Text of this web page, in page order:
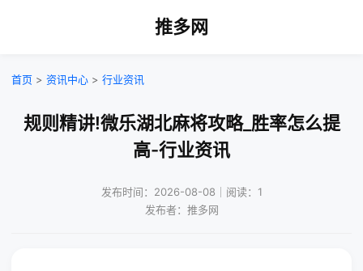
推多网
首页 > 资讯中心 > 行业资讯
规则精讲!微乐湖北麻将攻略_胜率怎么提
高-行业资讯
发布时间：2026-08-08｜阅读：1
发布者：推多网